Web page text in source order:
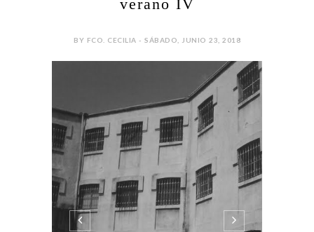
verano IV
BY FCO. CECILIA - SÁBADO, JUNIO 23, 2018